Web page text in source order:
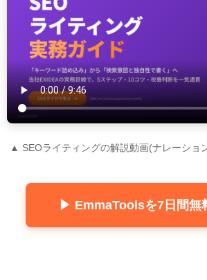
▲ SEOライティングの解説動画(ナレーショ
▶ EmmaToolsを7日間無